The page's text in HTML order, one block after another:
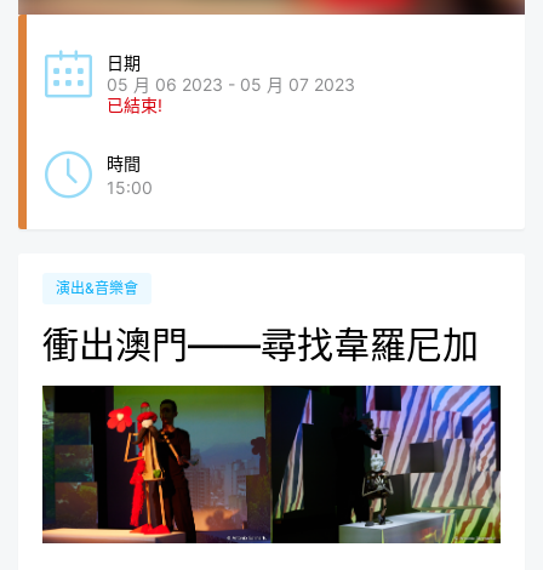
日期
05 月 06 2023 - 05 月 07 2023
已結束!
時間
15:00
演出&音樂會
衝出澳門——尋找韋羅尼加